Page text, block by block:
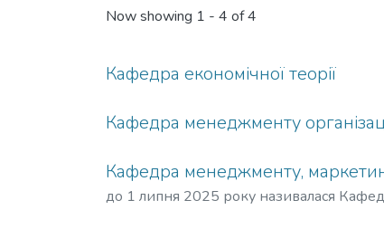
Now showing 1 - 4 of 4
Кафедра економічної теорії
Кафедра менеджменту
Кафедра менеджменту,
до 1 липня 2025 року називалася